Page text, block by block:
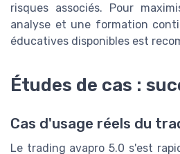
risques associés. Pour
analyse et une formation
éducatives disponibles est
Études de cas :
Cas d'usage réels du
Le trading avapro 5.0 s'est